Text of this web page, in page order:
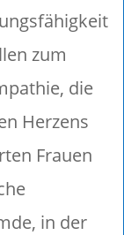
zum
die
Herzens
Frauen
in der